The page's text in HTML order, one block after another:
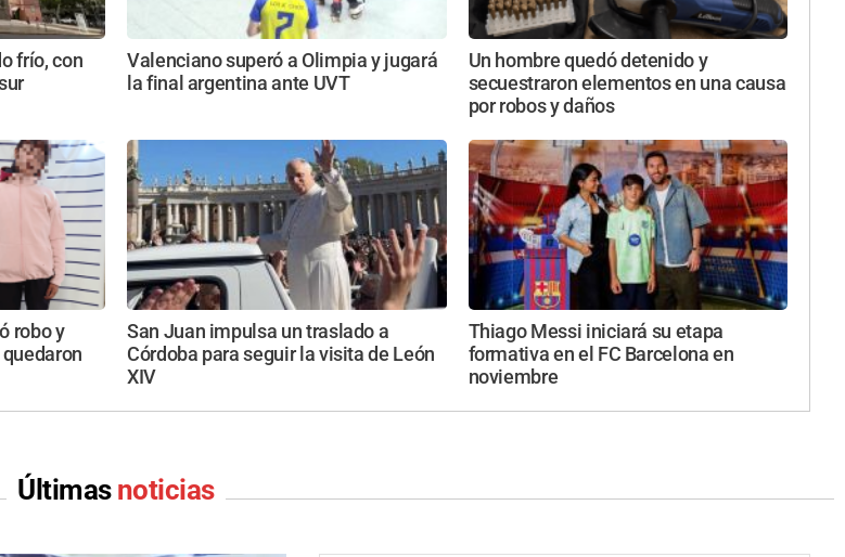
frío, con
Valenciano superó a Olimpia y jugará
la final argentina ante UVT
Un hombre quedó detenido y
secuestraron elementos en una causa
por robos y daños
robo y
San Juan impulsa un traslado a
Córdoba para seguir la visita de León
XIV
Thiago Messi iniciará su etapa
formativa en el FC Barcelona en
noviembre
Últimas noticias